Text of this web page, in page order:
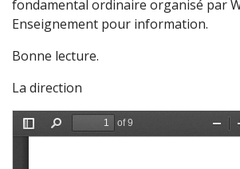
fondamental ordinaire organisé par
Enseignement pour information.
Bonne lecture.
La direction